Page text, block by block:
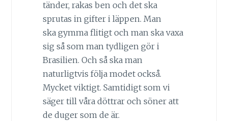
tänder, rakas ben och det ska
sprutas in gifter i läppen. Man
ska gymma flitigt och man ska vaxa
sig så som man tydligen gör i
Brasilien. Och så ska man
naturligtvis följa modet också.
Mycket viktigt. Samtidigt som vi
säger till våra döttrar och söner att
de duger som de är.